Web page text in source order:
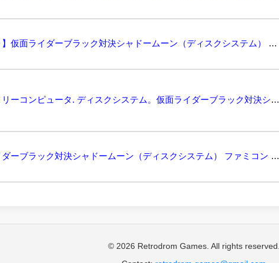
【箱付き】仮面ライダーブラック対決シャドームーン（ディスクシステム） ファミコン FC...
③ファミリーコンピュータ. ディスクシステム。仮面ライダーブラック対決シャドームーン。ディスクカード...
仮面ライダーブラック対決シャドームーン（ディスクシステム） ファミコン FC...
© 2026 Retrodrom Games. All rights reserved.